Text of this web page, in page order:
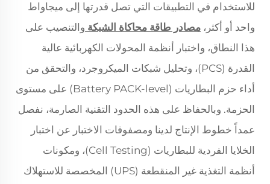
للاستخدام في التطبيقات التي تصل قدرتها إلى ميجاواط
واحد أو أكثر، مصادر طاقة محاكاة الشبكة والتنصيب على
هذا النطاق، واختبار أنظمة المحولات الكهربائية عالية
القدرة (PCS)، وتحليل شبكات الميكروجرد، والتحقق من
أداء حزم البطاريات (Battery PACK-level) على مستوى
الحزمة. وبالحفاظ على هذه الحدود التقنية الصارمة، نفصل
عمداً خطوط الإنتاج لدينا ومصفوفات الاختبار عن اختبار
الخلايا الفردية للبطاريات (Cell Testing)، ومكونات
أنظمة التغذية غير المنقطعة (UPS) المخصصة للاستهلاك